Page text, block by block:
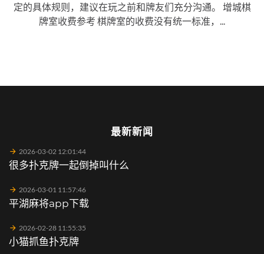
定的具体规则，建议在玩之前和牌友们充分沟通。 增城棋
牌室收费参考 棋牌室的收费没有统一标准，...
最新新闻
2026-03-02 12:01:44
很多扑克牌一起倒掉叫什么
2026-03-01 11:57:46
平湖麻将app下载
2026-02-28 11:55:35
小猫抓鱼扑克牌